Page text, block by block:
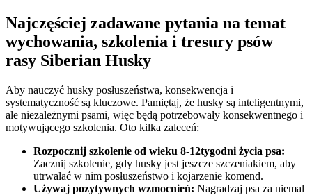
Najczęściej zadawane pytania na temat
wychowania, szkolenia i tresury psów
rasy Siberian Husky
Aby nauczyć husky posłuszeństwa, konsekwencja i
systematyczność są kluczowe. Pamiętaj, że husky są inteligentnymi,
ale niezależnymi psami, więc będą potrzebowały konsekwentnego i
motywującego szkolenia. Oto kilka zaleceń:
Rozpocznij szkolenie od wieku 8-12tygodni życia psa:
Zacznij szkolenie, gdy husky jest jeszcze szczeniakiem, aby
utrwalać w nim posłuszeństwo i kojarzenie komend.
Używaj pozytywnych wzmocnień: Nagradzaj psa za niemal